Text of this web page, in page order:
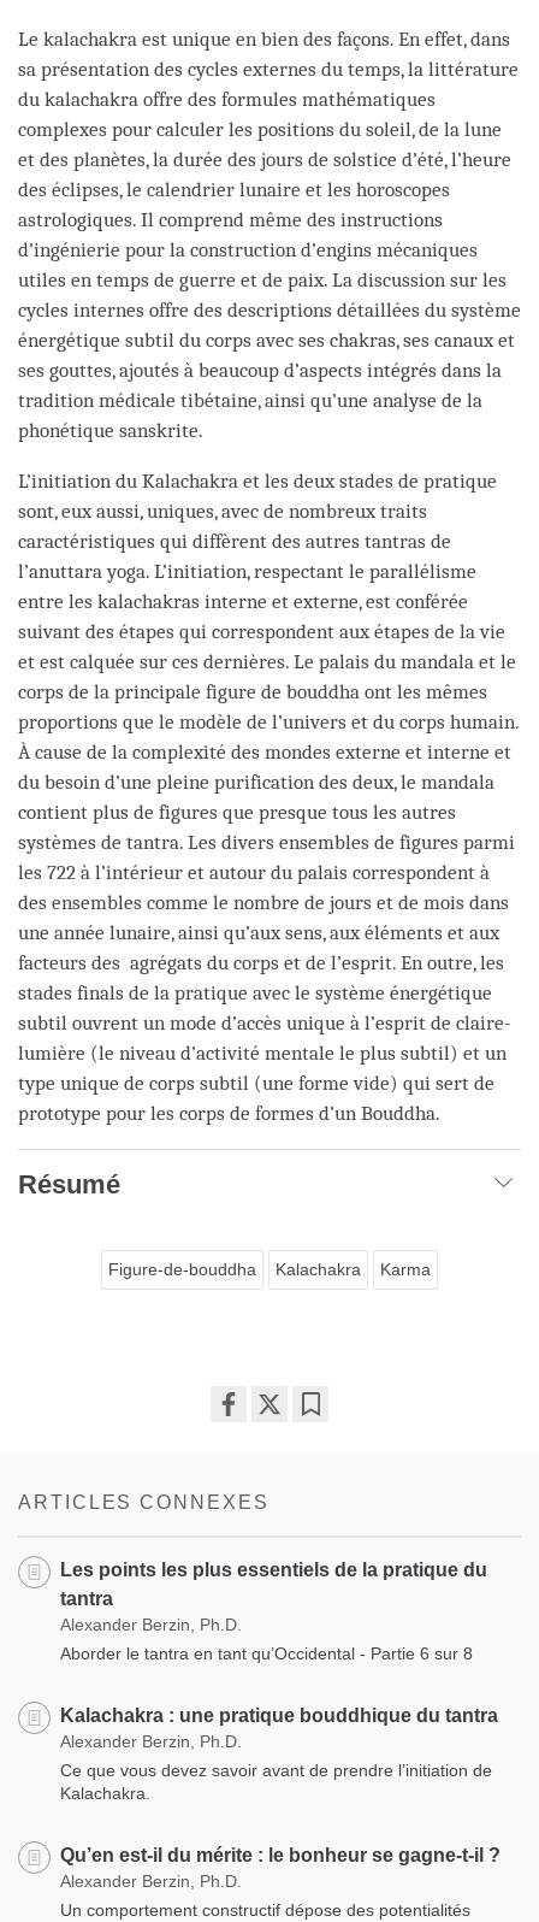
Le kalachakra est unique en bien des façons. En effet, dans
sa présentation des cycles externes du temps, la littérature
du kalachakra offre des formules mathématiques
complexes pour calculer les positions du soleil, de la lune
et des planètes, la durée des jours de solstice d’été, l’heure
des éclipses, le calendrier lunaire et les horoscopes
astrologiques. Il comprend même des instructions
d’ingénierie pour la construction d’engins mécaniques
utiles en temps de guerre et de paix. La discussion sur les
cycles internes offre des descriptions détaillées du système
énergétique subtil du corps avec ses chakras, ses canaux et
ses gouttes, ajoutés à beaucoup d’aspects intégrés dans la
tradition médicale tibétaine, ainsi qu’une analyse de la
phonétique sanskrite.
L’initiation du Kalachakra et les deux stades de pratique
sont, eux aussi, uniques, avec de nombreux traits
caractéristiques qui diffèrent des autres tantras de
l’anuttara yoga. L’initiation, respectant le parallélisme
entre les kalachakras interne et externe, est conférée
suivant des étapes qui correspondent aux étapes de la vie
et est calquée sur ces dernières. Le palais du mandala et le
corps de la principale figure de bouddha ont les mêmes
proportions que le modèle de l’univers et du corps humain.
À cause de la complexité des mondes externe et interne et
du besoin d’une pleine purification des deux, le mandala
contient plus de figures que presque tous les autres
systèmes de tantra. Les divers ensembles de figures parmi
les 722 à l’intérieur et autour du palais correspondent à
des ensembles comme le nombre de jours et de mois dans
une année lunaire, ainsi qu’aux sens, aux éléments et aux
facteurs des agrégats du corps et de l’esprit. En outre, les
stades finals de la pratique avec le système énergétique
subtil ouvrent un mode d’accès unique à l’esprit de claire-
lumière (le niveau d’activité mentale le plus subtil) et un
type unique de corps subtil (une forme vide) qui sert de
prototype pour les corps de formes d’un Bouddha.
Résumé
Figure-de-bouddha Kalachakra Karma
ARTICLES CONNEXES
Les points les plus essentiels de la pratique du
tantra
Alexander Berzin, Ph.D.
Aborder le tantra en tant qu’Occidental - Partie 6 sur 8
Kalachakra : une pratique bouddhique du tantra
Alexander Berzin, Ph.D.
Ce que vous devez savoir avant de prendre l’initiation de
Kalachakra.
Qu’en est-il du mérite : le bonheur se gagne-t-il ?
Alexander Berzin, Ph.D.
Un comportement constructif dépose des potentialités